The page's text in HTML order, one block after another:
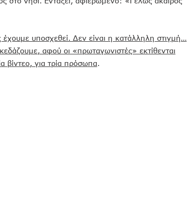
υποσχεθεί. Δεν είναι η κατάλληλη στιγμή…
αφού οι «πρωταγωνιστές» εκτίθενται
για τρία πρόσωπα.